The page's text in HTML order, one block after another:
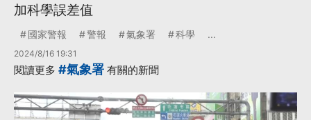
加科學誤差值
國家警報 警報 氣象署 科學 ...
2024/8/16 19:31
閱讀更多 #氣象署 有關的新聞